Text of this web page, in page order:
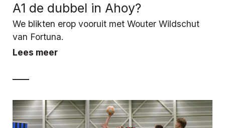
A1 de dubbel in Ahoy?
We blikten erop vooruit met Wouter Wildschut
van Fortuna.
Lees meer